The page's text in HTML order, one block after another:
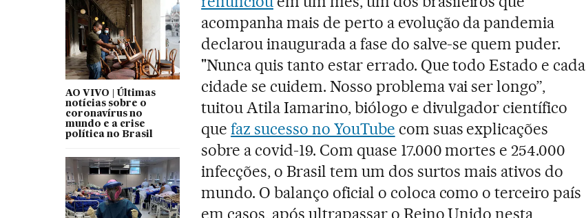
AO VIVO | Últimas
notícias sobre o
coronavírus no
mundo e a crise
política no Brasil
acompanha mais de perto a evolução da pandemia
declarou inaugurada a fase do salve-se quem puder.
"Nunca quis tanto estar errado. Que todo Estado e cada
cidade se cuidem. Nosso problema vai ser longo”,
tuitou Atila Iamarino, biólogo e divulgador científico
quefaz sucesso no YouTube com suas explicações
sobre a covid-19. Com quase 17.000 mortes e 254.000
infecções, o Brasil tem um dos surtos mais ativos do
mundo. O balanço oficial o coloca como o terceiro país